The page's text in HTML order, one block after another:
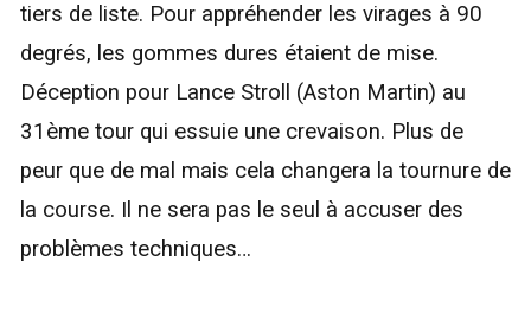
tiers de liste. Pour appréhender les virages à 90
degrés, les gommes dures étaient de mise.
Déception pour Lance Stroll (Aston Martin) au
31ème tour qui essuie une crevaison. Plus de
peur que de mal mais cela changera la tournure de
la course. Il ne sera pas le seul à accuser des
problèmes techniques…